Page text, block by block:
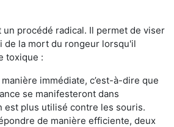
un procédé radical. Il permet de viser
de la mort du rongeur lorsqu'il
toxique :
immédiate, c’est-à-dire que
se manifesteront dans
est plus utilisé contre les souris.
de manière efficiente, deux